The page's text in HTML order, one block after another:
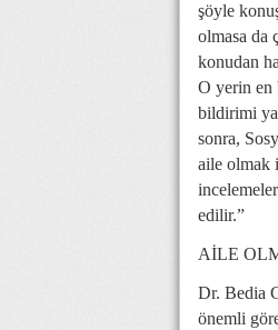
şöyle
olmasa da
konudan
O yerin en
bildirimi
sonra,
aile olmak
edilir.”
AİLE
Dr. Bedia
önemli